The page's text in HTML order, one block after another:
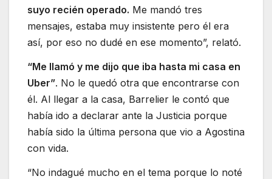
suyo recién operado. Me mandó tres
mensajes, estaba muy insistente pero él era
así, por eso no dudé en ese momento”, relató.
“Me llamó y me dijo que iba hasta mi casa en
Uber”. No le quedó otra que encontrarse con
él. Al llegar a la casa, Barrelier le contó que
había ido a declarar ante la Justicia porque
había sido la última persona que vio a Agostina
con vida.
“No indagué mucho en el tema porque lo noté